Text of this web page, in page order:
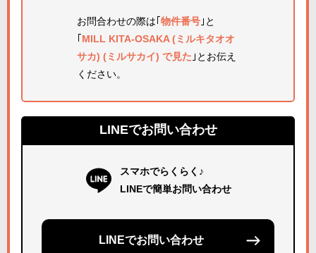
お問合わせの際は｢ 物件番号 ｣と
MILL KITA-OSAKA (ミルキタオオ
サカ) (ミルサカイ) で見た ｣とお伝え
ください。
LINEでお問い合わせ
スマホでらくらく♪
LINEで簡単お問い合わせ
LINEでお問い合わせ